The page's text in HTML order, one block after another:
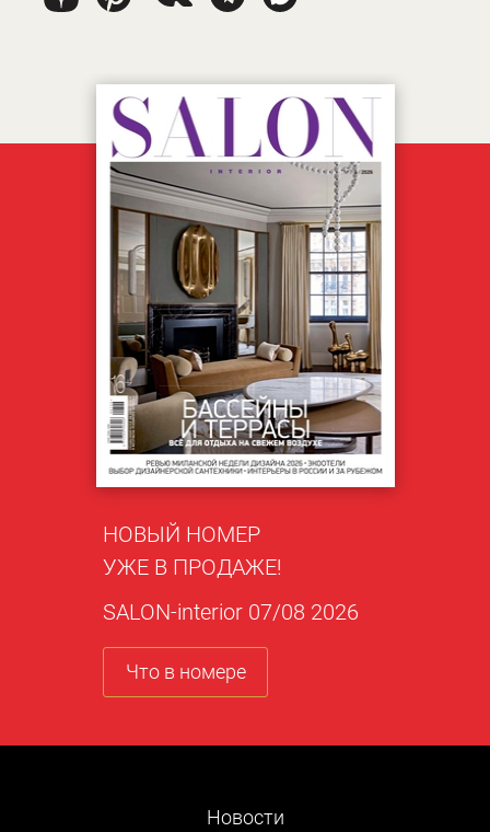
НОВЫЙ НОМЕР
УЖЕ В ПРОДАЖЕ!
SALON-interior 07/08 2026
Что в номере
Новости